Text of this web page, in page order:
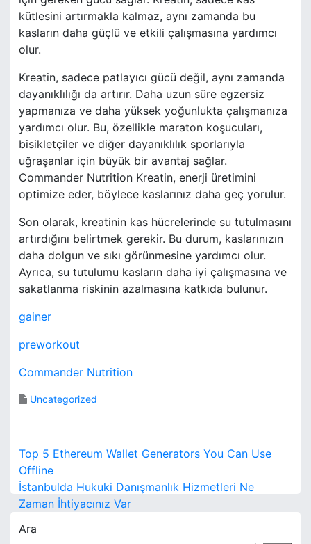
kütlesini artırmakla kalmaz, aynı zamanda bu
kasların daha güçlü ve etkili çalışmasına yardımcı
olur.
Kreatin, sadece patlayıcı gücü değil, aynı zamanda
dayanıklılığı da artırır. Daha uzun süre egzersiz
yapmanıza ve daha yüksek yoğunlukta çalışmanıza
yardımcı olur. Bu, özellikle maraton koşucuları,
bisikletçiler ve diğer dayanıklılık sporlarıyla
uğraşanlar için büyük bir avantaj sağlar.
Commander Nutrition Kreatin, enerji üretimini
optimize eder, böylece kaslarınız daha geç yorulur.
Son olarak, kreatinin kas hücrelerinde su tutulmasını
artırdığını belirtmek gerekir. Bu durum, kaslarınızın
daha dolgun ve sıkı görünmesine yardımcı olur.
Ayrıca, su tutulumu kasların daha iyi çalışmasına ve
sakatlanma riskinin azalmasına katkıda bulunur.
gainer
preworkout
Commander Nutrition
Uncategorized
Y
a
z
ı
Top 5 Ethereum Wallet Generators You Can Use
Offline
İstanbulda Hukuki Danışmanlık Hizmetleri Ne
Zaman İhtiyacınız Var
Ara